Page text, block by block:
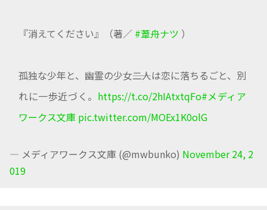
『消えてください』（著／ #葦舟ナツ ）
孤独な少年と、幽霊の少女――二人は恋に落ちるごと、別
れに一歩近づく。 https://t.co/2hIAtxtqFo#メディア
ワークス文庫 pic.twitter.com/MOEx1K0olG
— メディアワークス文庫 (@mwbunko) November 24, 2
019